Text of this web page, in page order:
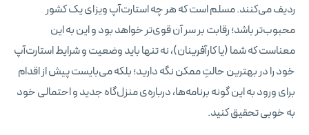
ردیف می‌کنند. مسلم است که هر چه استارت‌آپ ویزای یک کشور
محبوب‌تر باشد؛ رقابت بر سر آن قوی‌تر خواهد بود و این به این
معناست که شما (یا کارآفرینان)، نه تنها باید وضعیت و شرایط استارت‌آپ
خود را در بهترین حالتِ ممکن نگه دارید؛ بلکه می‌بایست پیش از اقدام
برای ورود به این گونه برنامه‌ها، درباره‌ی منزل‌گاه جدید و احتمالی خود
به خوبی تحقیق کنید.